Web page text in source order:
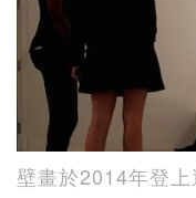
壁畫於2014年登